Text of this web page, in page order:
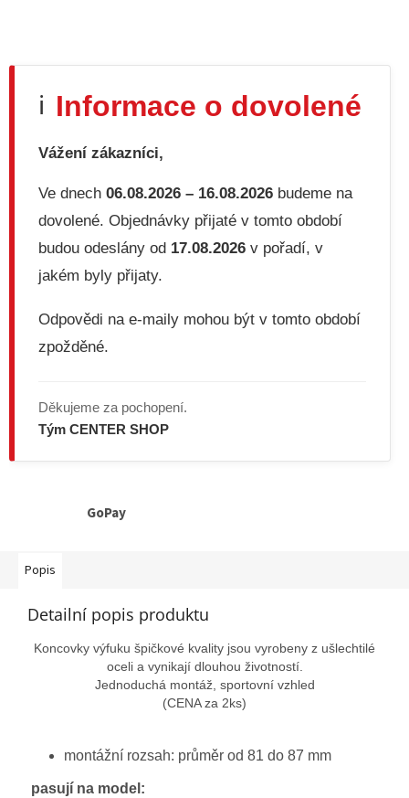
ℹ️ Informace o dovolené
Vážení zákazníci,
Ve dnech 06.08.2026 – 16.08.2026 budeme na
dovolené. Objednávky přijaté v tomto období
budou odeslány od 17.08.2026 v pořadí, v
jakém byly přijaty.
Odpovědi na e-maily mohou být v tomto období
zpožděné.
Děkujeme za pochopení.
Tým CENTER SHOP
GoPay
Popis
Detailní popis produktu
Koncovky výfuku špičkové kvality jsou vyrobeny z ušlechtilé
oceli a vynikají dlouhou životností.
Jednoduchá montáž, sportovní vzhled
(CENA za 2ks)
montážní rozsah: průměr od 81 do 87 mm
pasují na model: